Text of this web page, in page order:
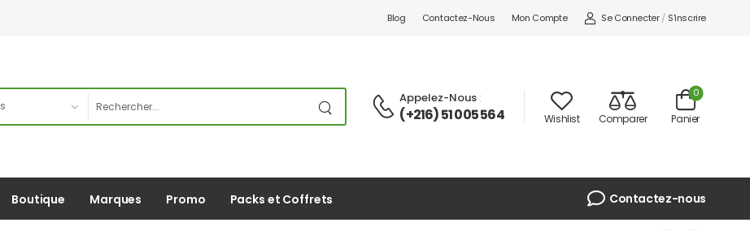
Blog Contactez-Nous Mon Compte Se Connecter / S'inscrire
Appelez-Nous :
(+216) 51 005 564 Wishlist Comparer Panier
0
Boutique Marques Promo Packs et Coffrets Contactez-nous